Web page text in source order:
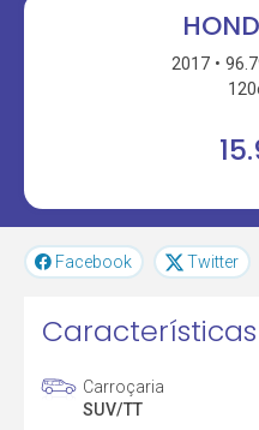
2017
Facebook Twitter
Características
Carroçaria
SUV/TT